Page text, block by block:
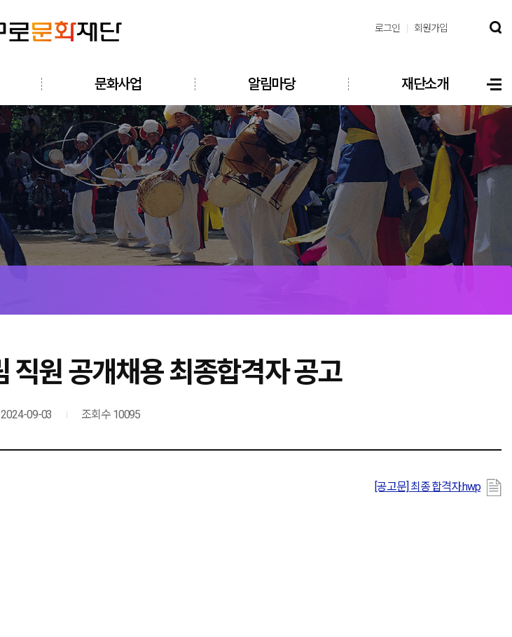
로그인 회원가입
검색창 열기
문화사업 알림마당 재단소개
전체메뉴 열기
직원 공개채용 최종합격자 공고
2024-09-03 조회수 10095
[공고문] 최종 합격자.hwp